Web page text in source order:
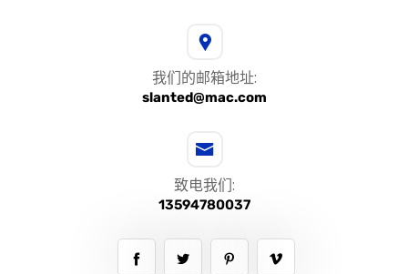
我们的邮箱地址:
slanted@mac.com
致电我们:
13594780037